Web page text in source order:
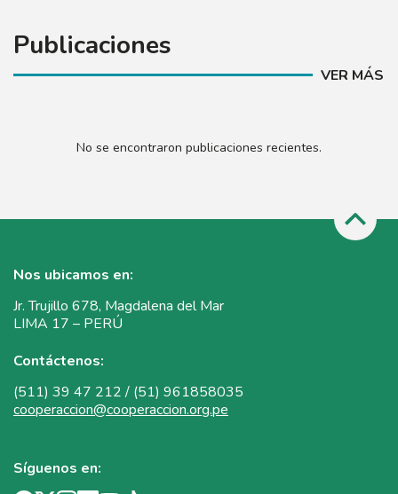
Publicaciones
VER MÁS
No se encontraron publicaciones recientes.
Nos ubicamos en:
Jr. Trujillo 678, Magdalena del Mar
LIMA 17 – PERÚ
Contáctenos:
(511) 39 47 212 / (51) 961858035
cooperaccion@cooperaccion.org.pe
Síguenos en: